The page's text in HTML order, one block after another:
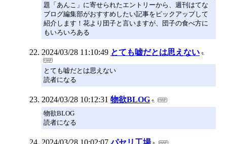
題「あんこ」に寄せられたエントリーから、週刊はてな
ブログ編集部がおすすめしたい記事をピックアップして
紹介します！花より団子と言いますが、団子の食べ方に
もいろいろある
2024/03/28 11:10:49 とても嘘だとは思えない
とても嘘だとは思えない
読者になる
2024/03/28 10:12:31 物欲BLOG
物欲BLOG
読者になる
2024/03/28 10:02:07 パセリ工場